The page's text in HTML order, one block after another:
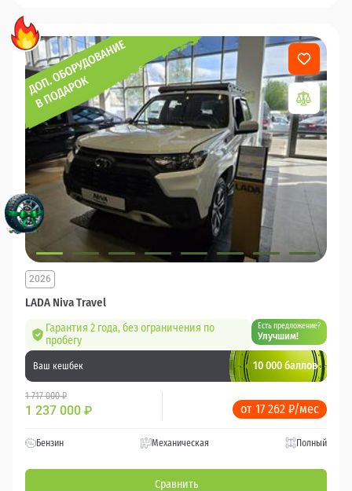
LADA Niva Travel
2026
Гарантия 2 года, без ограничения по
пробегу
Есть предложение?
Улучшим!
Ваш кешбек 10 000 баллов
1 717 000 ₽
1 237 000 ₽ от 17 262 ₽/мес
Бензин Механическая Полный
Сравнить